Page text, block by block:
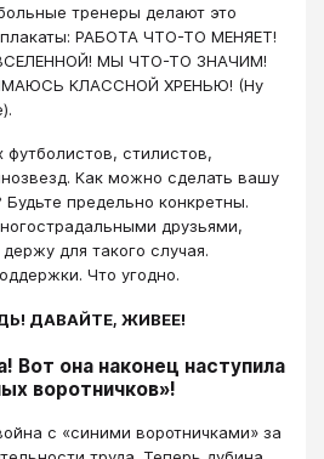
тренеры делают это
плакаты: РАБОТА ЧТО-ТО МЕНЯЕТ!
МЫ ЧТО-ТО ЗНАЧИМ!
КЛАССНОЙ ХРЕНЬЮ! (Ну
стилистов,
Как можно сделать вашу
предельно конкретны.
друзьями,
для такого случая.
Что угодно.
ДАВАЙТЕ, ЖИВЕЕ!
Вот она наконец наступила
воротничков»!
с «синими воротничками» за